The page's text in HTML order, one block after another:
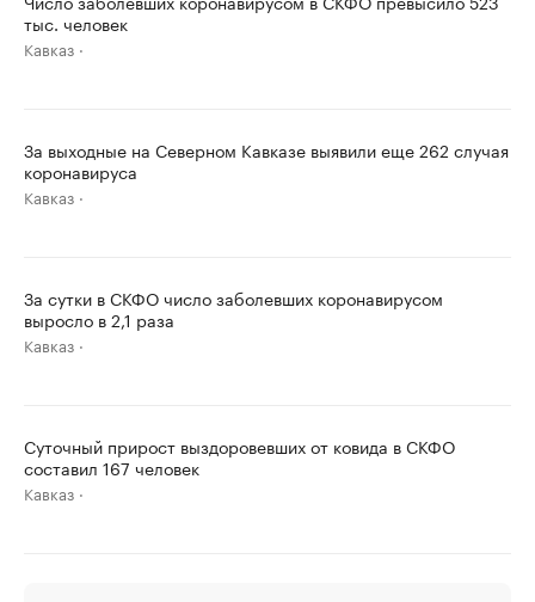
тыс. человек
Кавказ
За выходные на Северном Кавказе выявили еще 262 случая
коронавируса
Кавказ
За сутки в СКФО число заболевших коронавирусом
выросло в 2,1 раза
Кавказ
Суточный прирост выздоровевших от ковида в СКФО
составил 167 человек
Кавказ